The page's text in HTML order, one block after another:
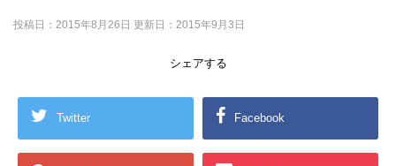
投稿日：2015年8月26日 更新日： 2015年9月3日
シェアする
Twitter Facebook